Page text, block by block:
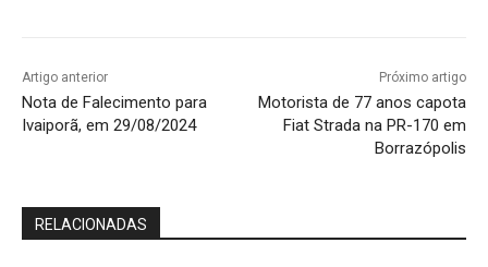
Artigo anterior
Nota de Falecimento para
Ivaiporã, em 29/08/2024
Próximo artigo
Motorista de 77 anos capota
Fiat Strada na PR-170 em
Borrazópolis
RELACIONADAS